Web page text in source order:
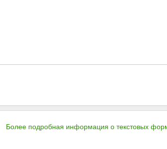
Более подробная информация о текстовых